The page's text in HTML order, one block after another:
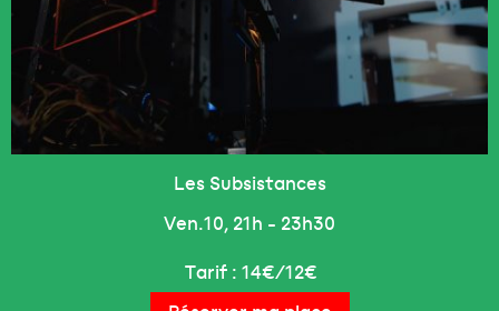
Accueil
Le Festival
Programme
Mirage Open Creative Forum
Les Subsistances
Ven.10, 21h - 23h30
Tarif : 14€/12€